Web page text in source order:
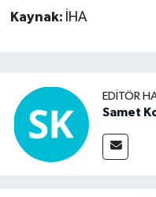
Kaynak: İHA
EDITÖR
Samet